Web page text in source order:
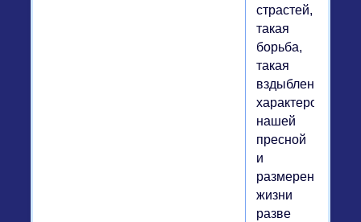
страстей,
такая
борьба,
такая
вздыбленность
характеров...В
нашей
пресной
и
размеренной
жизни
разве